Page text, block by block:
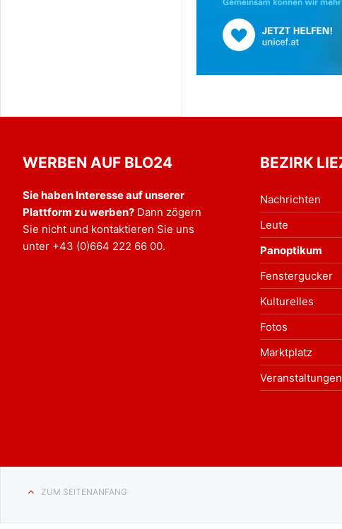
WERBEN AUF BLO24
Sie haben Interesse auf unserer
Plattform zu werben? Dann zögern
Sie nicht und kontaktieren Sie uns
unter +43 (0)664 222 66 00.
BEZIRK
Nachrichten
Leute
Panoptikum
Fenstergucker
Kulturelles
Fotos
Marktplatz
Veranstaltungen
ZUM SEITENANFANG